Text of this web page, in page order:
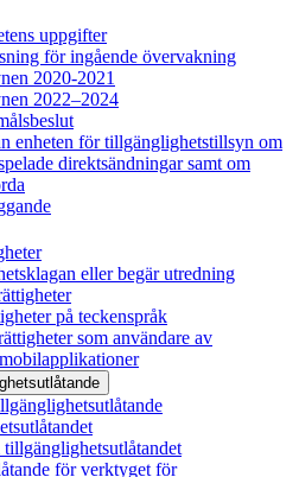
uppgifter
för ingående övervakning
2020-2021
2022–2024
enheten för tillgänglighetstillsyn om
direktsändningar samt om
eller begär utredning
på teckenspråk
som användare av
för verktyget för